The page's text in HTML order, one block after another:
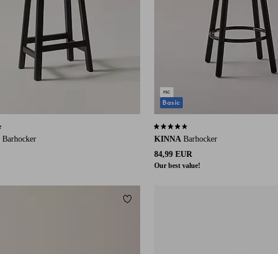
auf 27 Bewertungen
KINNA Barhocker
84,99 EUR
Our best value!
4,0 basierend auf 35 Bewertungen
Basic
Zu Favoriten hinzufügen